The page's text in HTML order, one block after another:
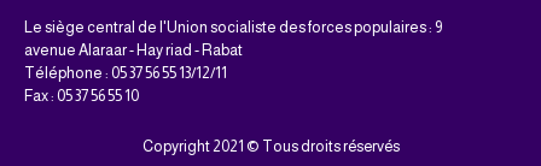
Le siège central de l'Union socialiste des forces populaires : 9
avenue Alaraar - Hay riad - Rabat
Téléphone : 05 37 56 55 13/12/11
Fax : 05 37 56 55 10
Copyright 2021 © Tous droits réservés